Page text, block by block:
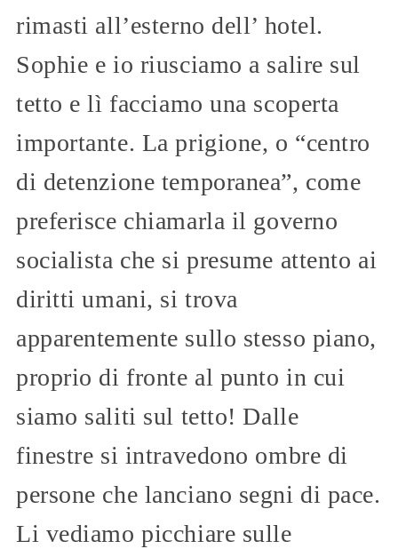
rimasti all’esterno dell’ hotel.
Sophie e io riusciamo a salire sul
tetto e lì facciamo una scoperta
importante. La prigione, o “centro
di detenzione temporanea”, come
preferisce chiamarla il governo
socialista che si presume attento ai
diritti umani, si trova
apparentemente sullo stesso piano,
proprio di fronte al punto in cui
siamo saliti sul tetto! Dalle
finestre si intravedono ombre di
persone che lanciano segni di pace.
Li vediamo picchiare sulle